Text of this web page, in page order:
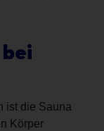
ist die Sauna
Körper